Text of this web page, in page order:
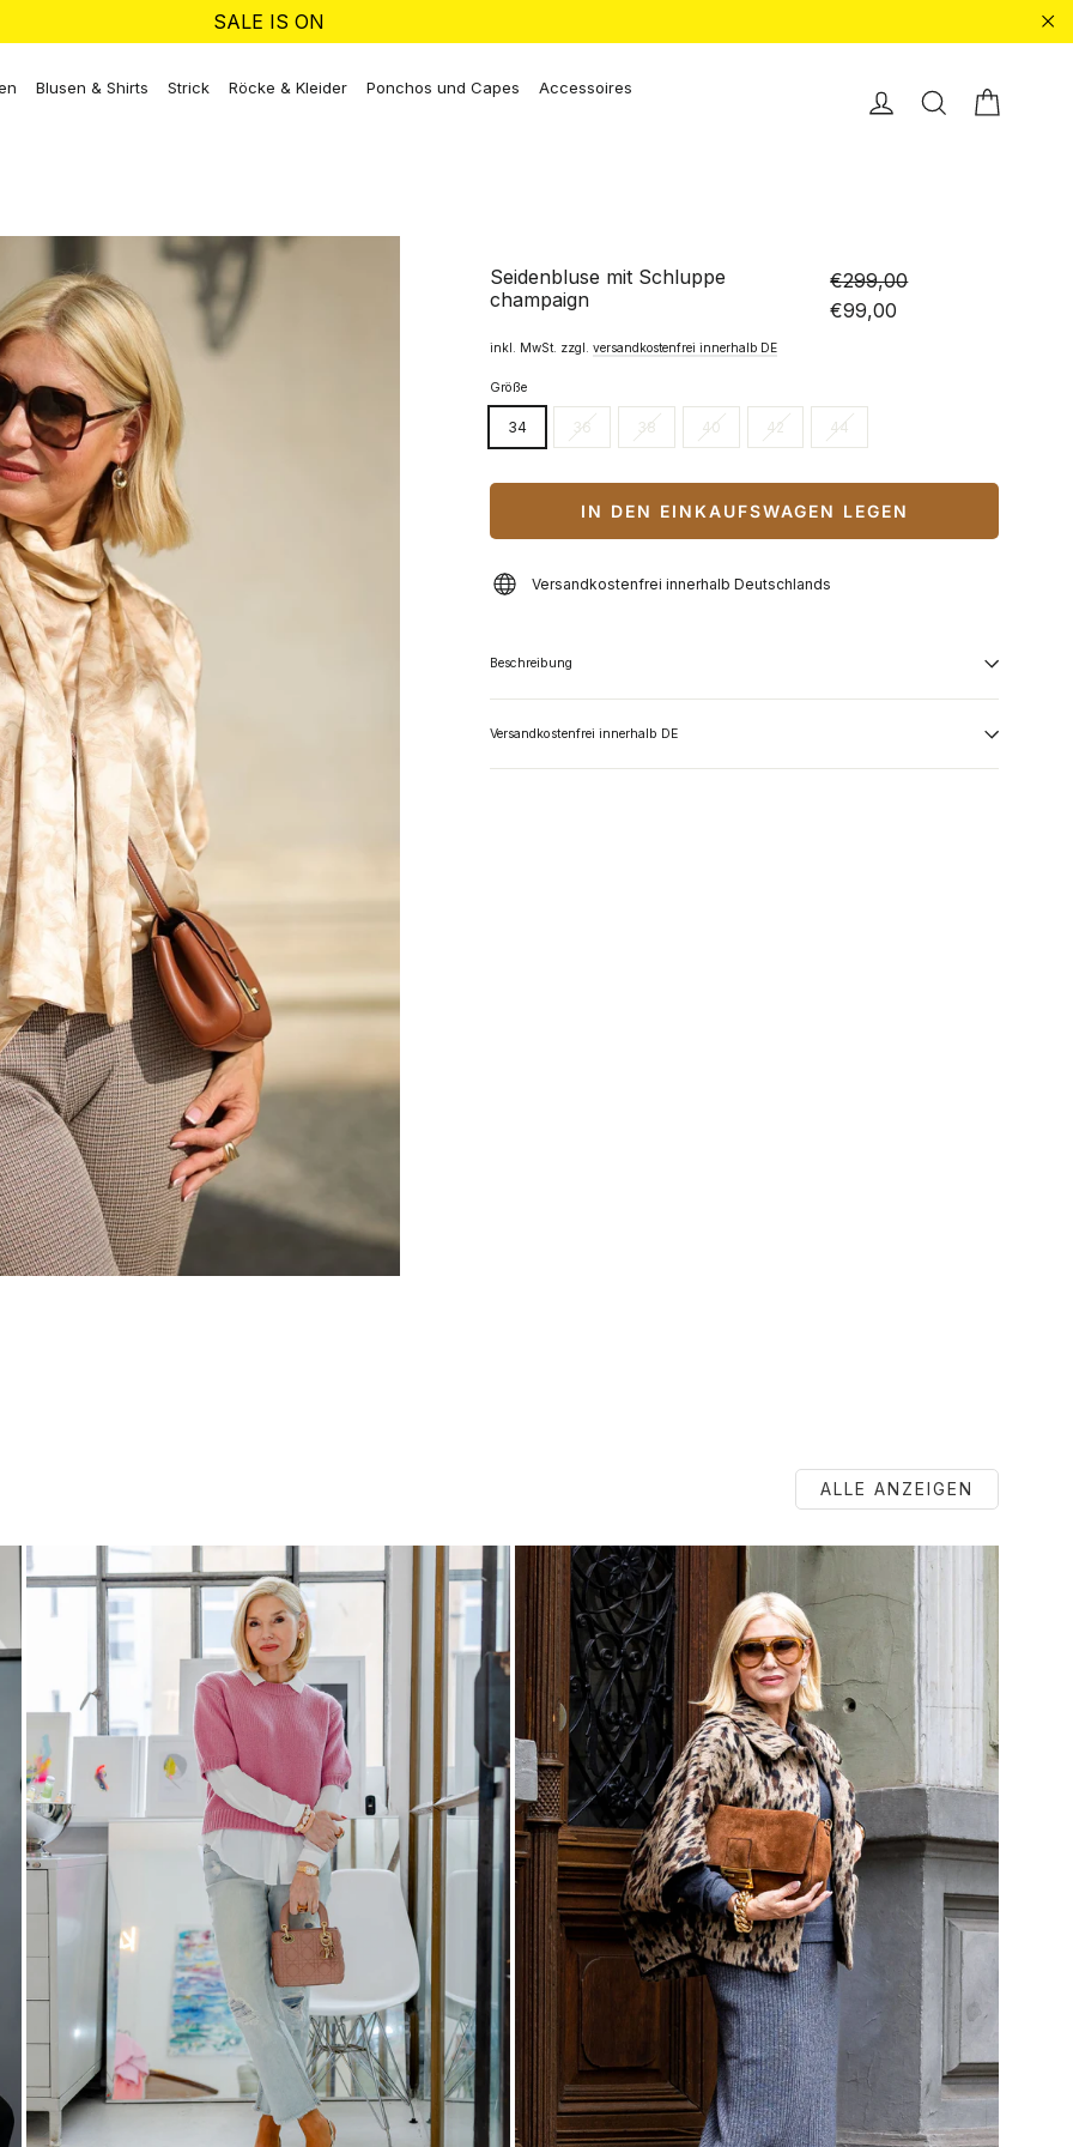
SALE IS ON
Blusen & Shirts Strick Röcke & Kleider Ponchos und Capes Accessoires EinloggenSuche
Seidenbluse mit Schluppe
champaign
Normaler
€299,00
Sonderpreis
€99,00
inkl. MwSt. zzgl. versandkostenfrei innerhalb DE
Größe
34 36 38 40 42 44
IN DEN EINKAUFSWAGEN LEGEN
Versandkostenfrei innerhalb Deutschlands
Beschreibung
Versandkostenfrei innerhalb DE
ALLE ANZEIGEN